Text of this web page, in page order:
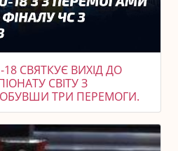
СВЯТКУЄ ВИХІД ДО
СВІТУ З
ТРИ ПЕРЕМОГИ.